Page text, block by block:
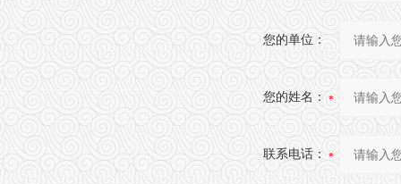
您的单位：
您的姓名：
联系电话：